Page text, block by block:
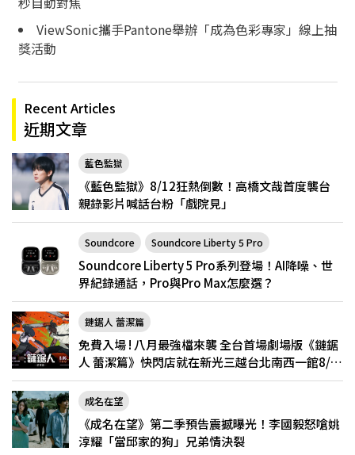
ViewSonic攜手Pantone舉辦「成為色彩專家」線上抽
獎活動
Recent Articles
近期文章
藍色監獄
《藍色監獄》8/12狂熱倒數！高橋文哉首度襲台
親錄影片喊話台粉「戲院見」
Soundcore Soundcore Liberty 5 Pro
Soundcore Liberty 5 Pro系列登場！AI降噪、世
界紀錄通話，Pro與Pro Max怎麼選？
鏈鋸人 蕾潔篇
免費入場 ! 八月最強檔來襲 全台首場劇場版《鏈鋸
人 蕾潔篇》快閃店就在新光三越台北南西一館8/6
限定登場
成名在望
《成名在望》第二季預告震撼曝光！李國毅怒嗆姚
淳耀「當邱家的狗」兄弟情決裂